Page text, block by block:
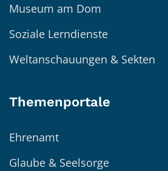
Museum am Dom
Soziale Lerndienste
Weltanschauungen & Sekten
Themenportale
Ehrenamt
Glaube & Seelsorge